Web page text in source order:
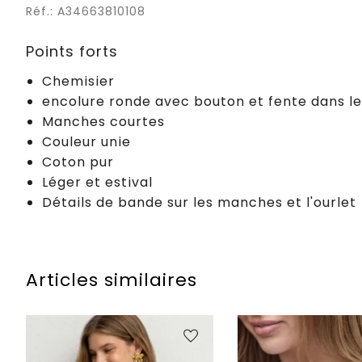
Réf.: A34663810108
Points forts
Chemisier
encolure ronde avec bouton et fente dans
Manches courtes
Couleur unie
Coton pur
Léger et estival
Détails de bande sur les manches et l'ourlet
Articles similaires